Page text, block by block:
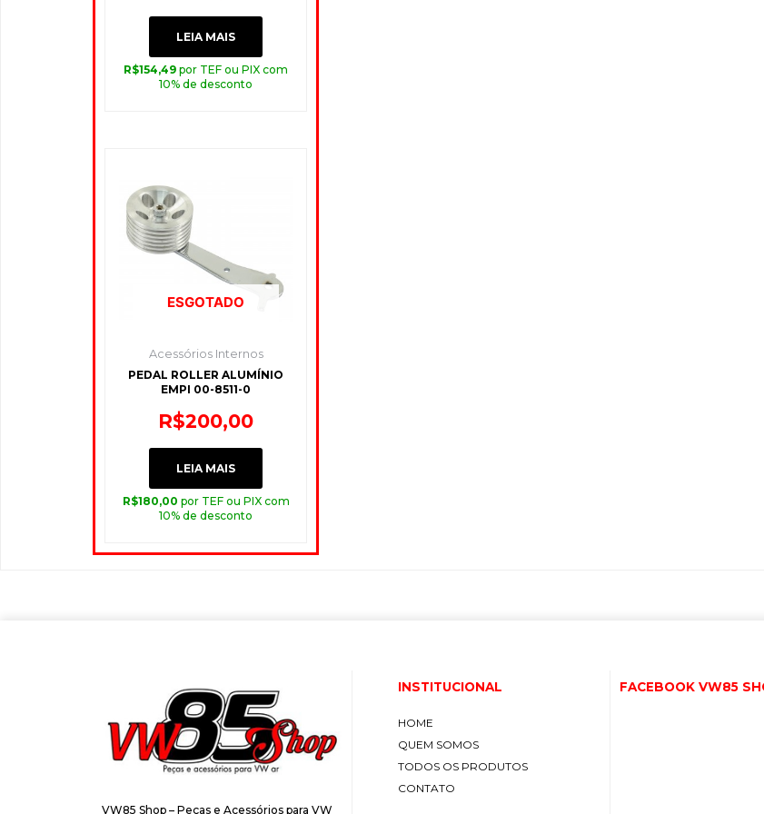
LEIA MAIS
R$154,49 por TEF ou PIX com
10% de desconto
ESGOTADO
Acessórios Internos
PEDAL ROLLER ALUMÍNIO
EMPI 00-8511-0
R$200,00
LEIA MAIS
R$180,00 por TEF ou PIX com
10% de desconto
VW85 Shop – Peças e Acessórios para VW
INSTITUCIONAL
HOME
QUEM SOMOS
TODOS OS PRODUTOS
CONTATO
FACEBOOK VW85